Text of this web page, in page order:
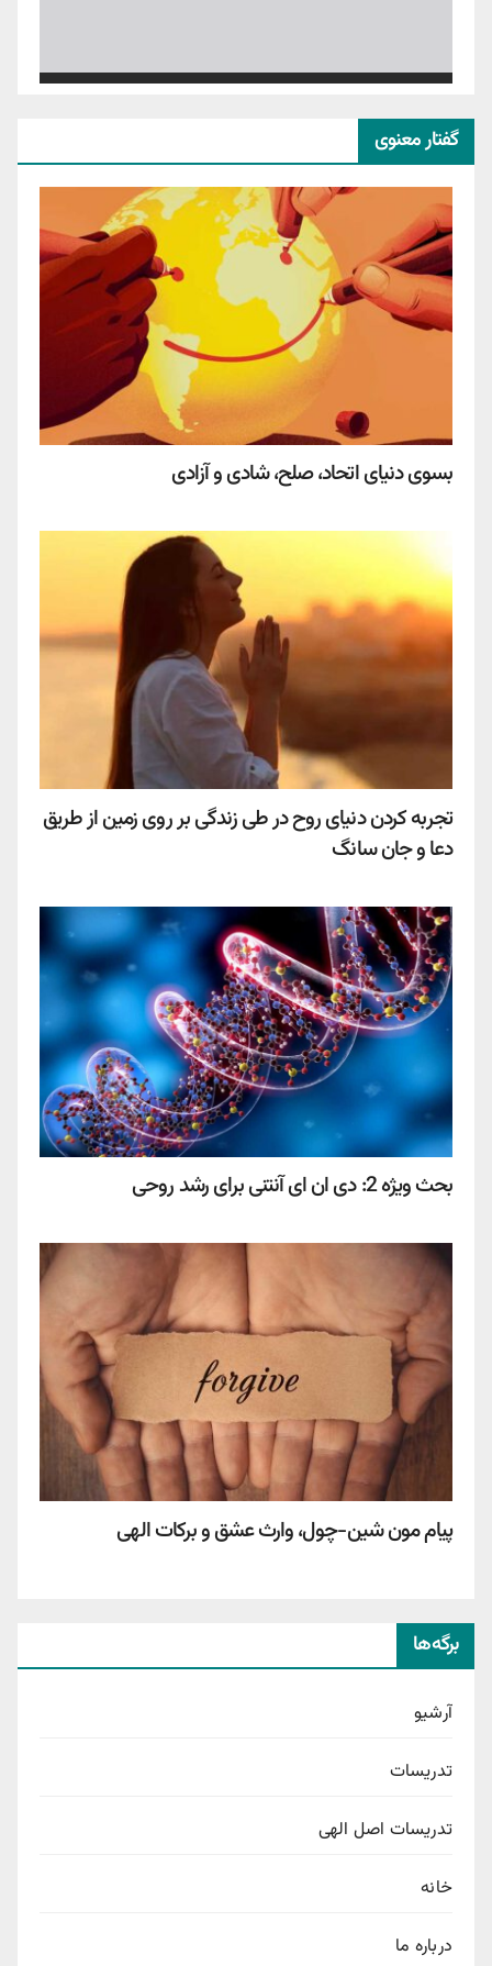
گفتار معنوی
بسوی دنیای اتحاد، صلح، شادی و آزادی
تجربه کردن دنیای روح در طی زندگی بر روی زمین از طریق
دعا و جان سانگ
بحث ویژه 2: دی ان ای آنتنی برای رشد روحی
پیام مون شین-چول، وارث عشق و برکات الهی
برگه‌ها
آرشیو
تدریسات
تدریسات اصل الهی
خانه
درباره ما